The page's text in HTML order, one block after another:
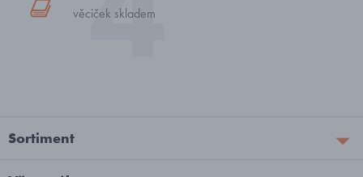
věciček skladem
Sortiment